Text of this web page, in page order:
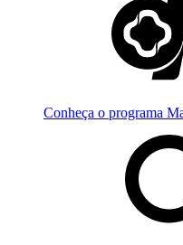
Conheça o programa